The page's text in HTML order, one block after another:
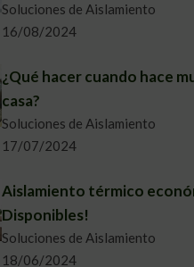
Soluciones de Aislamiento
16/08/2024
¿Qué hacer cuando hace
casa?
Soluciones de Aislamiento
17/07/2024
Aislamiento térmico
Disponibles!
Soluciones de Aislamiento
18/06/2024